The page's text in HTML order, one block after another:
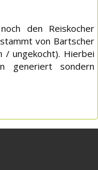
den Reiskocher
von Bartscher
/ ungekocht). Hierbei
generiert sondern